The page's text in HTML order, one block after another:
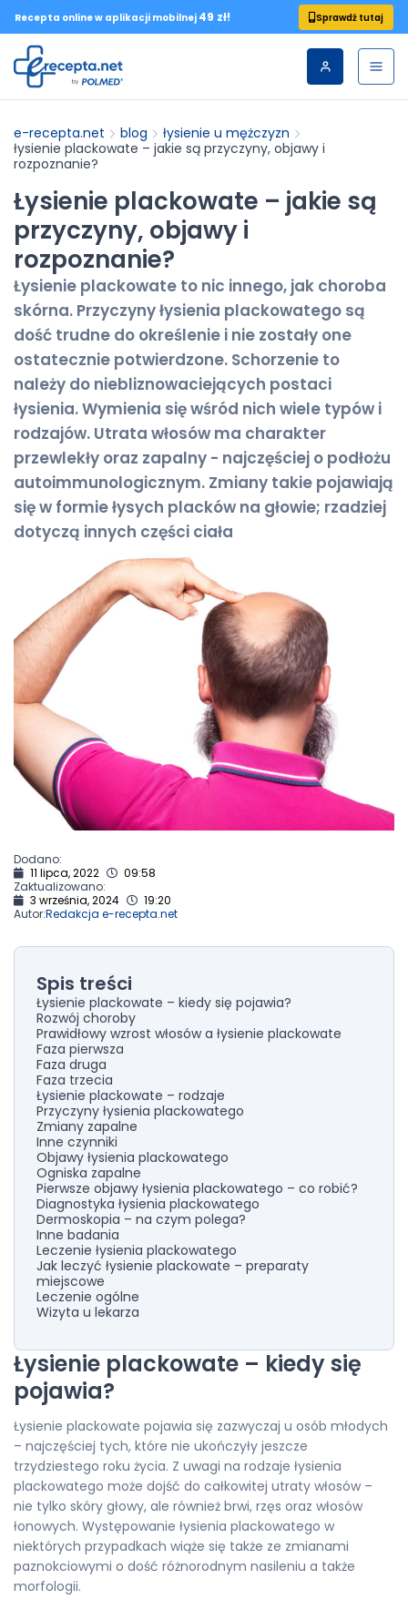
Recepta online w aplikacji mobilnej 49 zł! Sprawdź tutaj
e-recepta.net blog
łysienie u mężczyzn
łysienie plackowate – jakie są przyczyny, objawy i
rozpoznanie?
Łysienie plackowate – jakie są
przyczyny, objawy i
rozpoznanie?
Łysienie plackowate to nic innego, jak choroba
skórna. Przyczyny łysienia plackowatego są
dość trudne do określenie i nie zostały one
ostatecznie potwierdzone. Schorzenie to
należy do niebliznowaciejących postaci
łysienia. Wymienia się wśród nich wiele typów i
rodzajów. Utrata włosów ma charakter
przewlekły oraz zapalny - najczęściej o podłożu
autoimmunologicznym. Zmiany takie pojawiają
się w formie łysych placków na głowie; rzadziej
dotyczą innych części ciała
Dodano:
11 lipca, 2022
09:58
Zaktualizowano:
3 września, 2024
19:20
Autor:Redakcja e-recepta.net
Spis treści
Łysienie plackowate – kiedy się pojawia?
Rozwój choroby
Prawidłowy wzrost włosów a łysienie plackowate
Faza pierwsza
Faza druga
Faza trzecia
Łysienie plackowate – rodzaje
Przyczyny łysienia plackowatego
Zmiany zapalne
Inne czynniki
Objawy łysienia plackowatego
Ogniska zapalne
Pierwsze objawy łysienia plackowatego – co robić?
Diagnostyka łysienia plackowatego
Dermoskopia – na czym polega?
Inne badania
Leczenie łysienia plackowatego
Jak leczyć łysienie plackowate – preparaty
miejscowe
Leczenie ogólne
Wizyta u lekarza
Łysienie plackowate – kiedy się
pojawia?
Łysienie plackowate pojawia się zazwyczaj u osób młodych
– najczęściej tych, które nie ukończyły jeszcze
trzydziestego roku życia. Z uwagi na rodzaje łysienia
plackowatego może dojść do całkowitej utraty włosów –
nie tylko skóry głowy, ale również brwi, rzęs oraz włosów
łonowych. Występowanie łysienia plackowatego w
niektórych przypadkach wiąże się także ze zmianami
paznokciowymi o dość różnorodnym nasileniu a także
morfologii.